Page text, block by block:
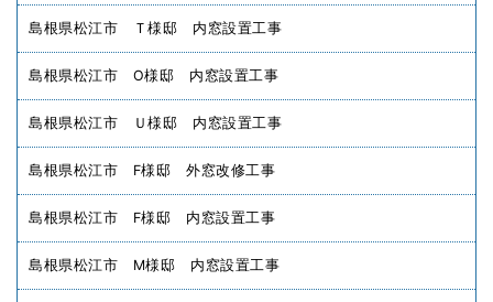
島根県松江市 Ｔ様邸 内窓設置工事
島根県松江市 O様邸 内窓設置工事
島根県松江市 Ｕ様邸 内窓設置工事
島根県松江市 F様邸 外窓改修工事
島根県松江市 F様邸 内窓設置工事
島根県松江市 M様邸 内窓設置工事